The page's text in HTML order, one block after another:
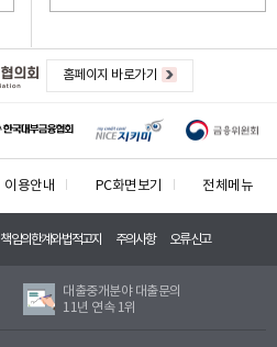
홈페이지 바로가기
이용안내 PC화면보기 전체메뉴
책임의한계와법적고지 주의사항 오류신고
대출중개분야 대출문의
11년 연속 1위